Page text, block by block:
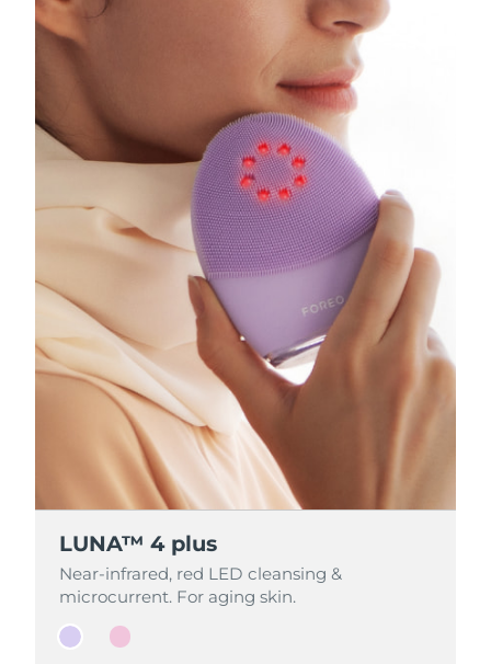
LUNA™ 4 plus
Near-infrared, red LED cleansing &
microcurrent. For aging skin.
LUNA™ 4 plus
Near-infrared, red LED cleansing &
microcurrent. For aging skin.